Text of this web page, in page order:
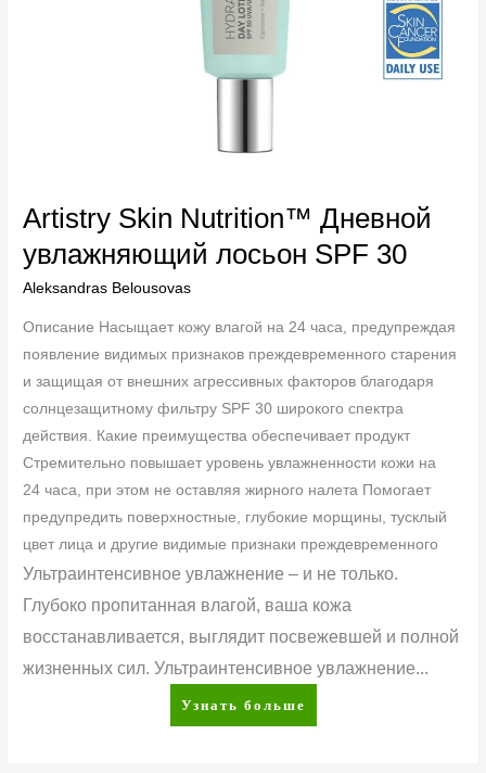
Artistry Skin Nutrition™ Дневной
увлажняющий лосьон SPF 30
Aleksandras Belousovas
Описание Насыщает кожу влагой на 24 часа, предупреждая
появление видимых признаков преждевременного старения
и защищая от внешних агрессивных факторов благодаря
солнцезащитному фильтру SPF 30 широкого спектра
действия. Какие преимущества обеспечивает продукт
Стремительно повышает уровень увлажненности кожи на
24 часа, при этом не оставляя жирного налета Помогает
предупредить поверхностные, глубокие морщины, тусклый
цвет лица и другие видимые признаки преждевременного
Ультраинтенсивное увлажнение – и не только.
Глубоко пропитанная влагой, ваша кожа
восстанавливается, выглядит посвежевшей и полной
жизненных сил. Ультраинтенсивное увлажнение...
Узнать больше